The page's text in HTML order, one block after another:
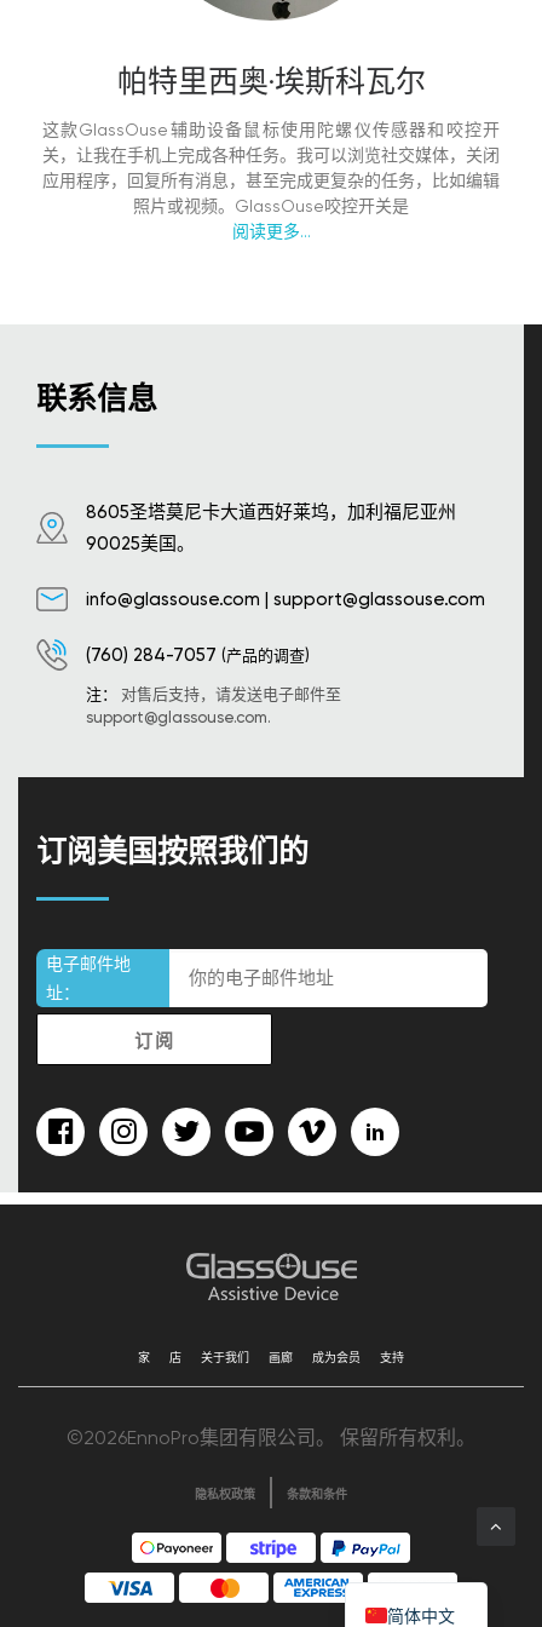
帕特里西奥·埃斯科瓦尔
这款GlassOuse辅助设备鼠标使用陀螺仪传感器和咬控开
关，让我在手机上完成各种任务。我可以浏览社交媒体，关闭
应用程序，回复所有消息，甚至完成更复杂的任务，比如编辑
照片或视频。GlassOuse咬控开关是
阅读更多...
联系信息
8605圣塔莫尼卡大道西好莱坞，加利福尼亚州
90025美国。
info@glassouse.com | support@glassouse.com
(760) 284-7057 (产品的调查)
注： 对售后支持，请发送电子邮件至
support@glassouse.com.
订阅美国按照我们的
电子邮件地
址：
家 店 关于我们 画廊 成为会员 支持
©2026EnnoPro集团有限公司。 保留所有权利。
隐私权政策 条款和条件
简体中文